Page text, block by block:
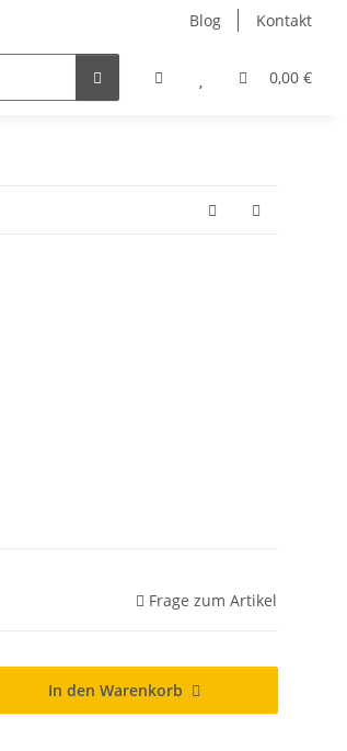
Blog Kontakt
0,00 €
Frage zum Artikel
In den Warenkorb